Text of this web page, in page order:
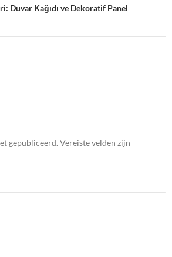
Duvar Kağıdı ve Dekoratif Panel
gepubliceerd. Vereiste velden zijn